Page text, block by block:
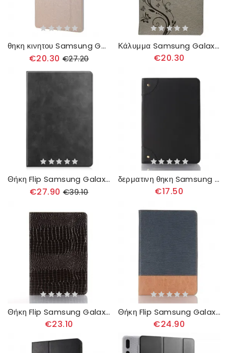
θηκη κινητου Samsung Galaxy Tab S7 Plus / Tab S8 Plus Υφή Μεταξιού
€20.30 €27.20
Κάλυμμα Samsung Galaxy Tab S7 Plus / Tab S8 Plus Floral Πεταλούδες
€20.30
Θήκη Flip Samsung Galaxy Tab S7 Plus / Tab S8 Plus Κλασικό Ψεύτικο Δέρμα
€27.90 €39.10
δερματινη θηκη Samsung Galaxy Tab S7 Plus / Tab S8 Plus Vintage Πριτσίνια Από Συνθετικό Δέρμα
€17.50
Θήκη Flip Samsung Galaxy Tab S7 Plus / Tab S8 Plus Εφέ Δέρματος Κροκόδειλου
€23.10
Θήκη Flip Samsung Galaxy Tab S7 Plus / Tab S8 Plus Υφή
€24.90